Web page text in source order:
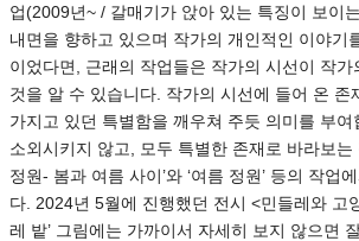
업(2009년~ / 갈매기가 앉아 있는 특징이 보이
내면을 향하고 있으며 작가의 개인적인 이야기
이었다면, 근래의 작업들은 작가의 시선이 작
것을 알 수 있습니다. 작가의 시선에 들어 온 존
가지고 있던 특별함을 깨우쳐 주듯 의미를 부
소외시키지 않고, 모두 특별한 존재로 바라보는
정원- 봄과 여름 사이’와 ‘여름 정원’ 등의 작업
다. 2024년 5월에 진행했던 전시 <민들레와 고
레 밭’ 그림에는 가까이서 자세히 보지 않으면